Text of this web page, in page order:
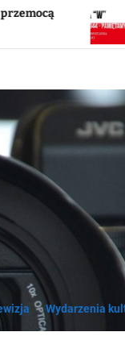
Godzina „W”.
Wydarzenia